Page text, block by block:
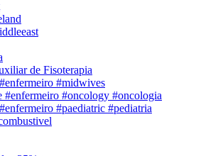
de Fisoterapia
#midwives
#enfermeiro #oncology #oncologia
#paediatric #pediatria